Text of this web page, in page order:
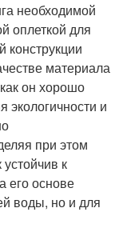
необходимой
оплеткой для
конструкции
материала
он хорошо
экологичности и
при этом
к
его основе
воды, но и для